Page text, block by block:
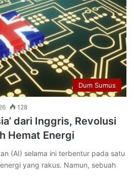
Dum Sumus
128
dari Inggris, Revolusi
Hemat Energi
(AI) selama ini terbentur pada satu
yang rakus. Namun, sebuah